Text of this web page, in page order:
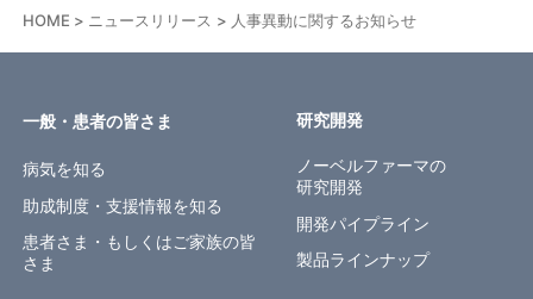
HOME ニュースリリース 人事異動に関するお知らせ
一般・患者の皆さま
病気を知る
助成制度・支援情報を知る
患者さま・もしくはご家族の皆
さま
研究開発
ノーベルファーマの
研究開発
開発パイプライン
製品ラインナップ